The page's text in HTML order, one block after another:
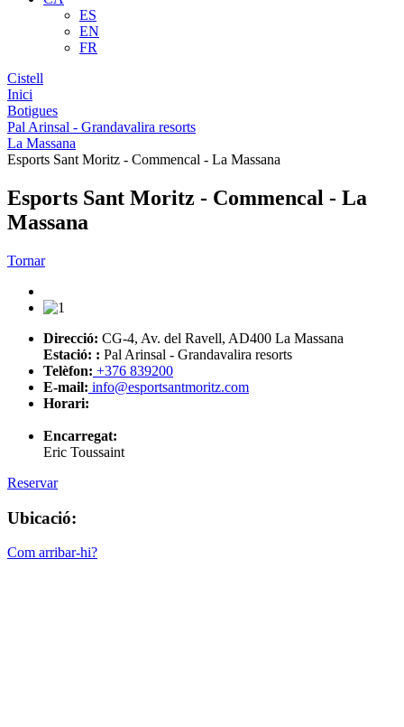
ES
EN
FR
Cistell
Inici
Botigues
Pal Arinsal - Grandavalira resorts
La Massana
Esports Sant Moritz - Commencal - La Massana
Esports Sant Moritz - Commencal - La
Massana
Tornar
Direcció: CG-4, Av. del Ravell, AD400 La Massana
Estació: : Pal Arinsal - Grandavalira resorts
Telèfon: +376 839200
E-mail: info@esportsantmoritz.com
Horari:
Encarregat:
Eric Toussaint
Reservar
Ubicació:
Com arribar-hi?